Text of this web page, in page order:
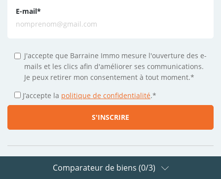
E-mail*
J'accepte que Barraine Immo mesure l'ouverture des e-
mails et les clics afin d'améliorer ses communications.
Je peux retirer mon consentement à tout moment.*
J’accepte la politique de confidentialité.*
Suivez-nous sur les réseaux
Comparateur de biens (0/3)